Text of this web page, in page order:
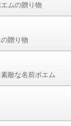
ムの贈り物
贈り物
敵な名前ポエム